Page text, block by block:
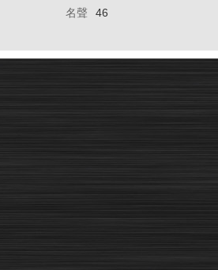
名聲
46